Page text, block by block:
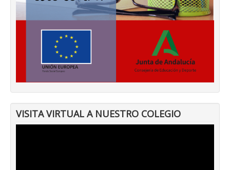
VISITA VIRTUAL A NUESTRO COLEGIO